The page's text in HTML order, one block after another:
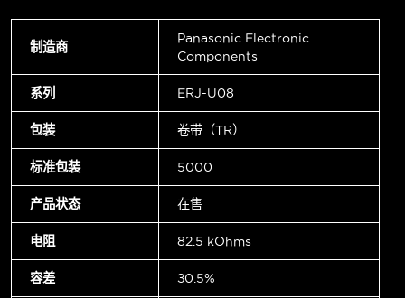
制造商
Panasonic Electronic
Components
系列 ERJ-U08
包装 卷带（TR）
标准包装 5000
产品状态 在售
电阻 82.5 kOhms
容差 ±0.5%